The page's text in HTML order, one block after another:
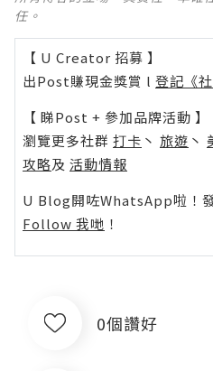
任。
【 U Creator 招募 】
出Post賺現金獎賞 l 登記《
【 睇Post + 參加品牌活動 】
瀏覽更多社群 打卡 丶 旅遊 丶
攻略及 活動情報
U Blog開咗WhatsApp啦！
Follow 我哋 ！
0個讚好